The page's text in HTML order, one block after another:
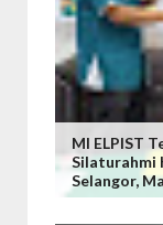
MI ELPIST
Silaturahmi
Selangor,